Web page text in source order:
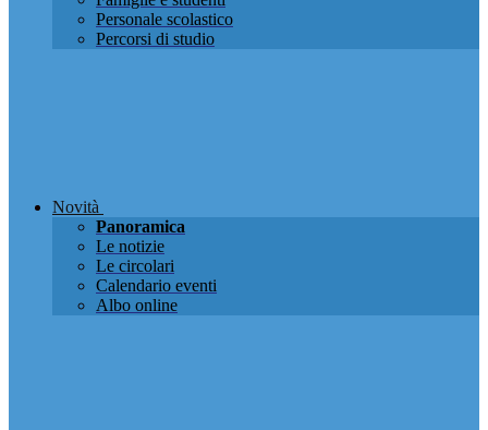
Personale scolastico
Percorsi di studio
Novità
Panoramica
Le notizie
Le circolari
Calendario eventi
Albo online